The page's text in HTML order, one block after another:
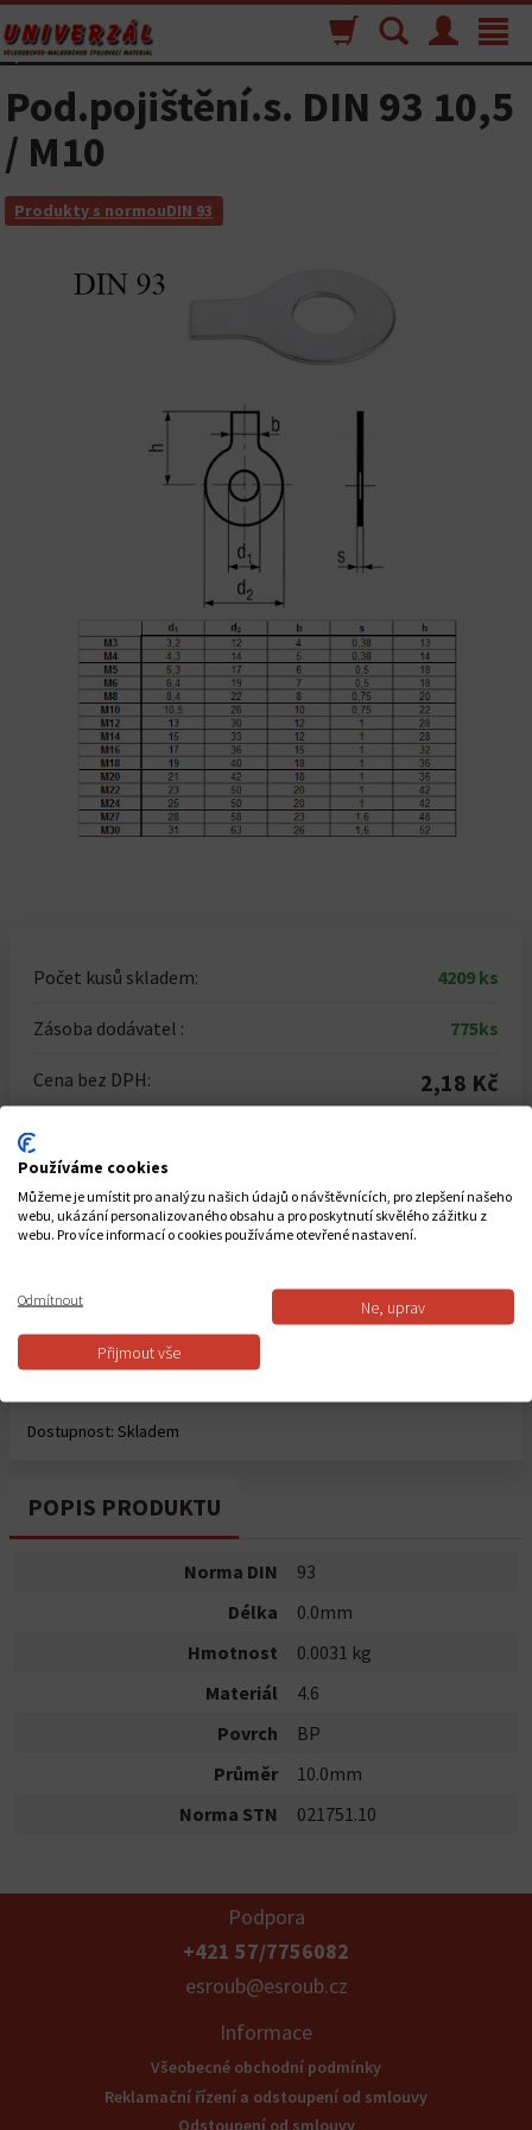
Toggle
Menu
Vyhľadávanie
Nákupný
košík
Pod.pojištění.s. DIN 93 10,5
/ M10
Produkty s normouDIN 93
Počet kusů skladem: 4209 ks
Zásoba dodávatel : 775ks
Cena bez DPH: 2,18 Kč
Cena vč. DPH:
Počet kusů
- +
2,64 Kč
Do košíku
Dostupnost: Skladem
POPIS PRODUKTU
Norma DIN
93
Délka
0.0mm
Hmotnost
0.0031 kg
Materiál
4.6
Povrch
BP
Průměr
10.0mm
Norma STN
021751.10
Podpora
+421 57/7756082
esroub@esroub.cz
Informace
Všeobecné obchodní podmínky
Reklamační řízení a odstoupení od smlouvy
Odstoupení od smlouvy
Používáme cookies
Můžeme je umístit pro analýzu našich údajů o návštěvnících, pro zlepšení našeho
webu, ukázání personalizovaného obsahu a pro poskytnutí skvělého zážitku z
webu. Pro více informací o cookies používáme otevřené nastavení.
Odmítnout Ne, uprav
Přijmout vše